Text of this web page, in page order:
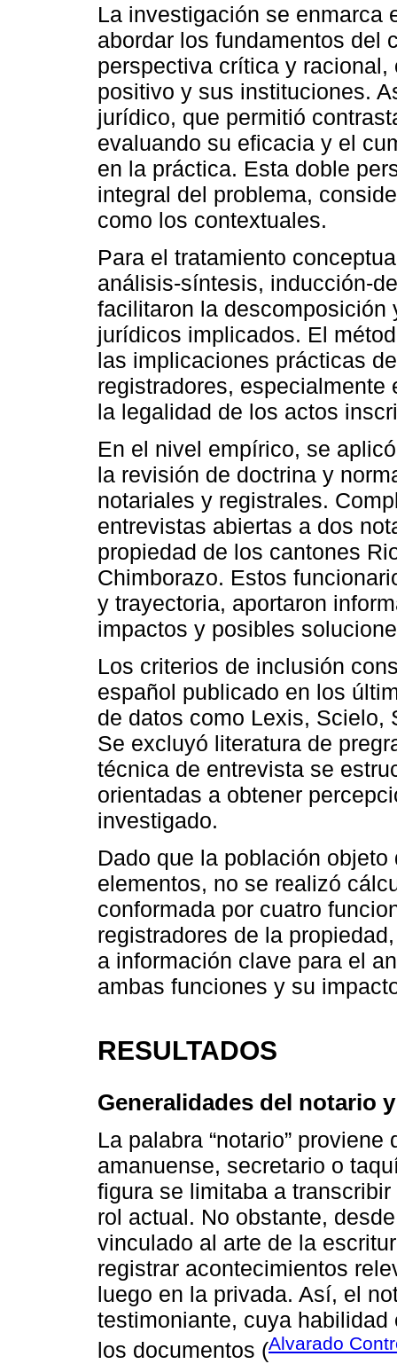
La investigación se enmarca
abordar los fundamentos del
perspectiva crítica y
positivo y sus instituciones.
jurídico, que permitió
evaluando su eficacia y el
en la práctica. Esta doble
integral del problema,
como los contextuales.
Para el tratamiento
análisis-síntesis, inducción-
facilitaron la descomposición
jurídicos implicados. El
las implicaciones prácticas
registradores,
la legalidad de los actos
En el nivel empírico, se
la revisión de doctrina y
notariales y registrales.
entrevistas abiertas a dos
propiedad de los cantones
Chimborazo. Estos
y trayectoria, aportaron
impactos y posibles
Los criterios de inclusión
español publicado en los
de datos como Lexis, Scielo,
Se excluyó literatura de
técnica de entrevista se
orientadas a obtener
investigado.
Dado que la población
elementos, no se realizó
conformada por cuatro
registradores de la
a información clave para el
ambas funciones y su
RESULTADOS
Generalidades del notario
La palabra “notario”
amanuense, secretario o
figura se limitaba a
rol actual. No obstante,
vinculado al arte de la
registrar acontecimientos
luego en la privada. Así, el
testimoniante, cuya
los documentos (Alvarado